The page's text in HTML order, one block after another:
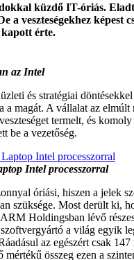
küzdő IT-óriás.
a veszteségekhez képest
kapott érte.
az Intel
és stratégiai
a magát. A vállalat az elmúlt
termelt, és komoly
be a vezetőség.
Intel processzorral
óriási, hiszen a jelek
szüksége. Most derült ki,
Holdingsban lévő
a világ egyik
az egészért csak
mértékű összeg ezen a